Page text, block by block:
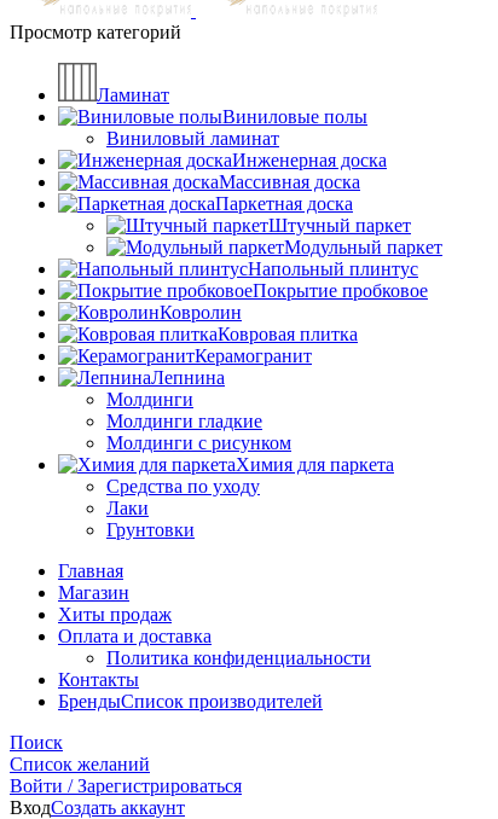
Просмотр категорий
Ламинат
Виниловые полы
Виниловый ламинат
Инженерная доска
Массивная доска
Паркетная доска
Штучный паркет
Модульный паркет
Напольный плинтус
Покрытие пробковое
Ковролин
Ковровая плитка
Керамогранит
Лепнина
Молдинги
Молдинги гладкие
Молдинги с рисунком
Химия для паркета
Средства по уходу
Лаки
Грунтовки
Главная
Магазин
Хиты продаж
Оплата и доставка
Политика конфиденциальности
Контакты
БрендыСписок производителей
Поиск
Список желаний
Войти / Зарегистрироваться
ВходСоздать аккаунт